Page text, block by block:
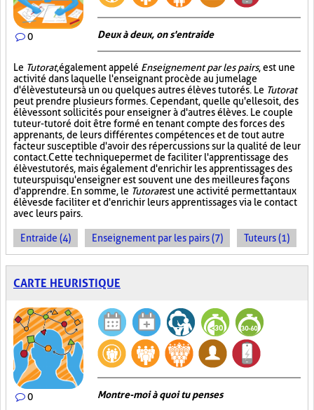
0 Deux à deux, on s'entraide
Le Tutorat, également appelé Enseignement par les pairs, est une
activité dans laquelle l'enseignant procède au jumelage
d'élèves tuteurs à un ou quelques autres élèves tutorés. Le Tutorat
peut prendre plusieurs formes. Cependant, quelle qu'elle soit, des
élèves sont sollicités pour enseigner à d'autres élèves. Le couple
tuteur-tutoré doit être formé en tenant compte des forces des
apprenants, de leurs différentes compétences et de tout autre
facteur susceptible d'avoir des répercussions sur la qualité de leur
contact. Cette technique permet de faciliter l'apprentissage des
élèves tutorés, mais également d'enrichir les apprentissages des
tuteurs puisqu'enseigner est souvent une des meilleures façons
d'apprendre. En somme, le Tutoratest une activité permettant aux
élèves de faciliter et d'enrichir leurs apprentissages via le contact
avec leurs pairs.
Entraide (4) Enseignement par les pairs (7) Tuteurs (1)
CARTE HEURISTIQUE
0 Montre-moi à quoi tu penses